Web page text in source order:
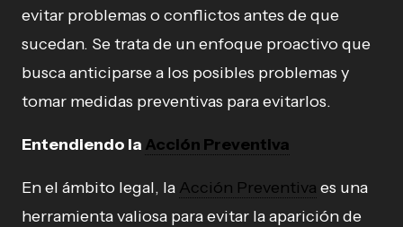
evitar problemas o conflictos antes de que
sucedan. Se trata de un enfoque proactivo que
busca anticiparse a los posibles problemas y
tomar medidas preventivas para evitarlos.
Entendiendo la Acción Preventiva
En el ámbito legal, la Acción Preventiva es una
herramienta valiosa para evitar la aparición de